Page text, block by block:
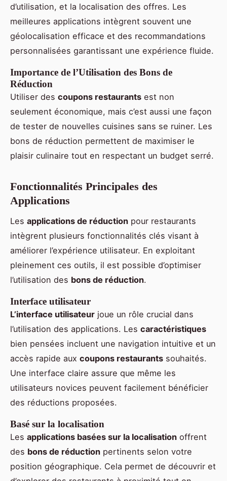
d’utilisation, et la localisation des offres. Les
meilleures applications intègrent souvent une
géolocalisation efficace et des recommandations
personnalisées garantissant une expérience fluide.
Importance de l’Utilisation des Bons de
Réduction
Utiliser des coupons restaurants est non
seulement économique, mais c’est aussi une façon
de tester de nouvelles cuisines sans se ruiner. Les
bons de réduction permettent de maximiser le
plaisir culinaire tout en respectant un budget serré.
Fonctionnalités Principales des
Applications
Les applications de réduction pour restaurants
intègrent plusieurs fonctionnalités clés visant à
améliorer l’expérience utilisateur. En exploitant
pleinement ces outils, il est possible d’optimiser
l’utilisation des bons de réduction.
Interface utilisateur
L’interface utilisateur joue un rôle crucial dans
l’utilisation des applications. Les caractéristiques
bien pensées incluent une navigation intuitive et un
accès rapide aux coupons restaurants souhaités.
Une interface claire assure que même les
utilisateurs novices peuvent facilement bénéficier
des réductions proposées.
Basé sur la localisation
Les applications basées sur la localisation offrent
des bons de réduction pertinents selon votre
position géographique. Cela permet de découvrir et